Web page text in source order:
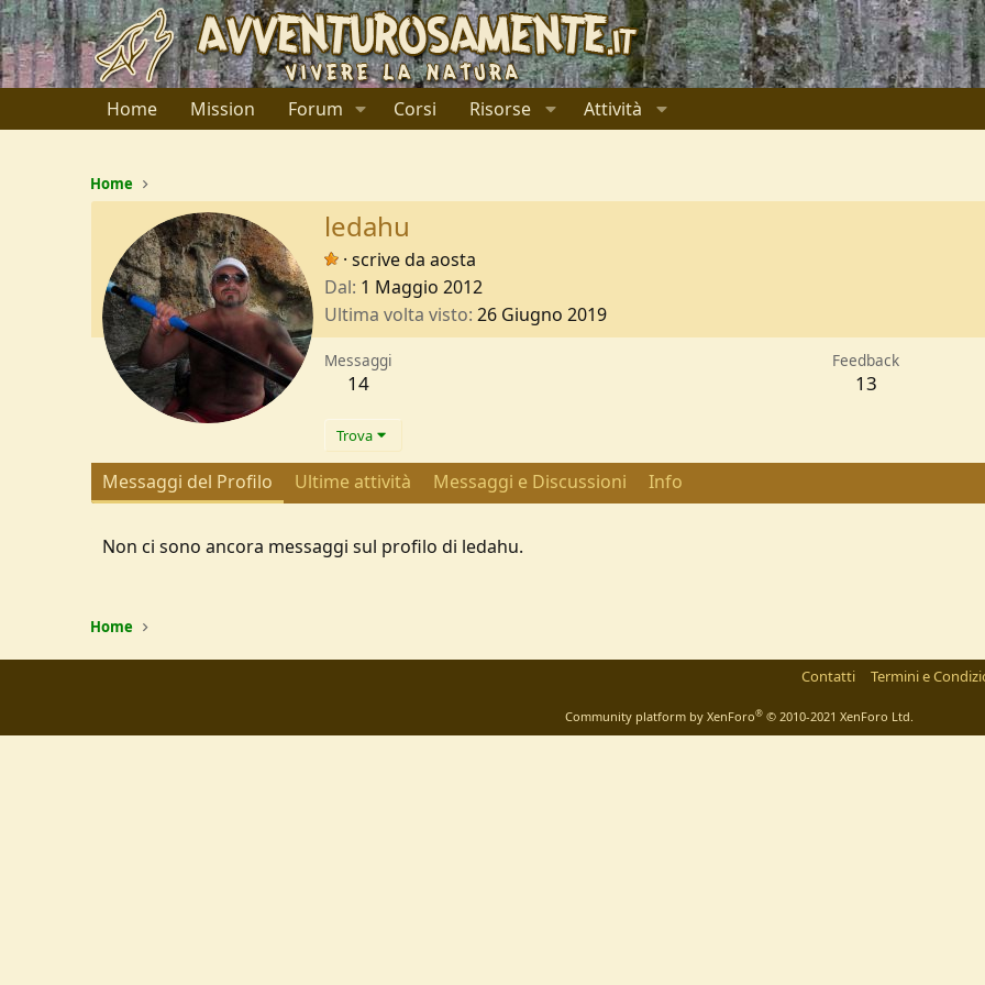
Home Mission Forum Corsi Risorse Attività
Home
ledahu
· scrive da aosta
Dal 1 Maggio 2012
Ultima volta visto 26 Giugno 2019
Messaggi
14
Feedback
13
Trova
Messaggi del Profilo Ultime attività Messaggi e Discussioni Info
Non ci sono ancora messaggi sul profilo di ledahu.
Home
Contatti Termini e
Community platform by XenForo® © 2010-2021 XenForo Ltd.